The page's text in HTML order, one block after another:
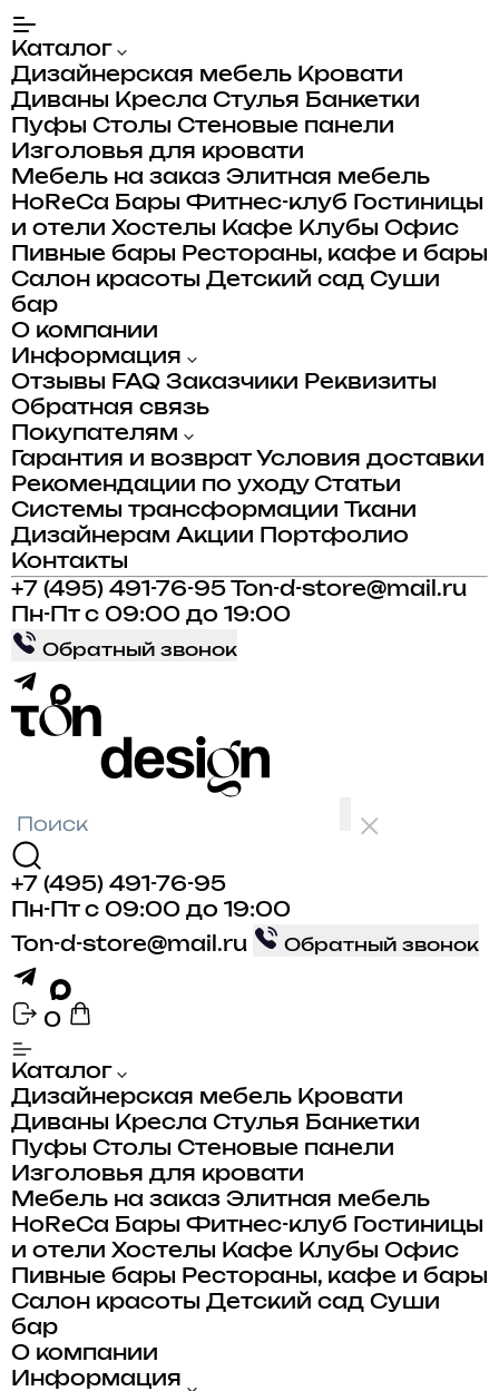
Каталог
Дизайнерская мебель Кровати
Диваны Кресла Стулья Банкетки
Пуфы Столы Стеновые панели
Изголовья для кровати
Мебель на заказ Элитная мебель
HoReCa Бары Фитнес-клуб
Гостиницы
и отели Хостелы Кафе Клубы Офис
Пивные бары Рестораны, кафе и бары
Салон красоты Детский сад Суши
бар
О компании
Информация
Отзывы FAQ Заказчики Реквизиты
Обратная связь
Покупателям
Гарантия и возврат Условия доставки
Рекомендации по уходу Статьи
Системы трансформации
Ткани
Дизайнерам Акции
Портфолио
Контакты
+7 (495) 491-76-95
Ton-d-store@mail.ru
Пн-Пт с 09:00 до 19:00
Обратный звонок
+7 (495) 491-76-95
Пн-Пт с 09:00 до 19:00
Ton-d-store@mail.ru
Обратный звонок
0
Каталог
Дизайнерская мебель Кровати
Диваны Кресла Стулья Банкетки
Пуфы Столы Стеновые панели
Изголовья для кровати
Мебель на заказ Элитная мебель
HoReCa Бары Фитнес-клуб
Гостиницы
и отели Хостелы Кафе Клубы Офис
Пивные бары Рестораны, кафе и бары
Салон красоты Детский сад Суши
бар
О компании
Информация